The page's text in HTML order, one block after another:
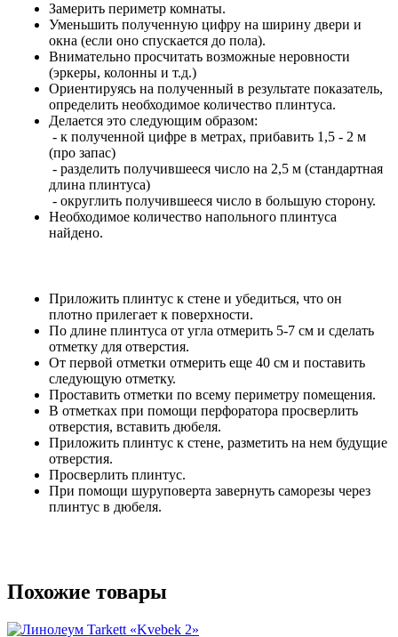
Замерить периметр комнаты.
Уменьшить полученную цифру на ширину двери и
окна (если оно спускается до пола).
Внимательно просчитать возможные неровности
(эркеры, колонны и т.д.)
Ориентируясь на полученный в результате показатель,
определить необходимое количество плинтуса.
Делается это следующим образом:
- к полученной цифре в метрах, прибавить 1,5 - 2 м
(про запас)
- разделить получившееся число на 2,5 м (стандартная
длина плинтуса)
- округлить получившееся число в большую сторону.
Необходимое количество напольного плинтуса
найдено.
Приложить плинтус к стене и убедиться, что он
плотно прилегает к поверхности.
По длине плинтуса от угла отмерить 5-7 см и сделать
отметку для отверстия.
От первой отметки отмерить еще 40 см и поставить
следующую отметку.
Проставить отметки по всему периметру помещения.
В отметках при помощи перфоратора просверлить
отверстия, вставить дюбеля.
Приложить плинтус к стене, разметить на нем будущие
отверстия.
Просверлить плинтус.
При помощи шуруповерта завернуть саморезы через
плинтус в дюбеля.
Похожие товары